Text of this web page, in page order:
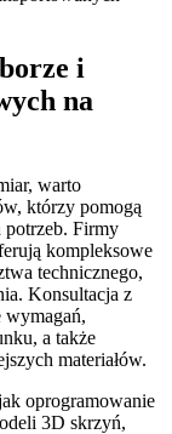
i
na
warto
którzy pomogą
potrzeb. Firmy
kompleksowe
technicznego,
Konsultacja z
wymagań,
a także
materiałów.
oprogramowanie
3D skrzyń,